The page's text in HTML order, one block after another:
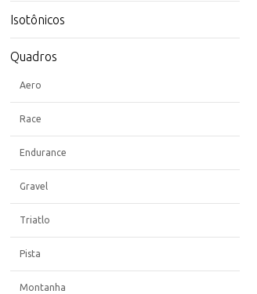
Isotônicos
Quadros
Aero
Race
Endurance
Gravel
Triatlo
Pista
Montanha